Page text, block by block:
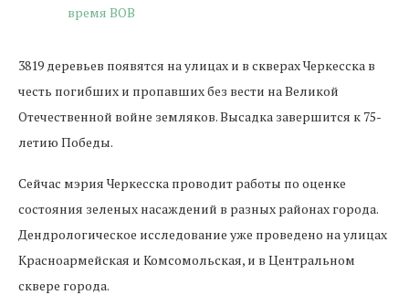
3819 деревьев появятся на улицах и в скверах Черкесска в
честь погибших и пропавших без вести на Великой
Отечественной войне земляков. Высадка завершится к 75-
летию Победы.
Сейчас мэрия Черкесска проводит работы по оценке
состояния зеленых насаждений в разных районах города.
Дендрологическое исследование уже проведено на улицах
Красноармейская и Комсомольская, и в Центральном
сквере города.